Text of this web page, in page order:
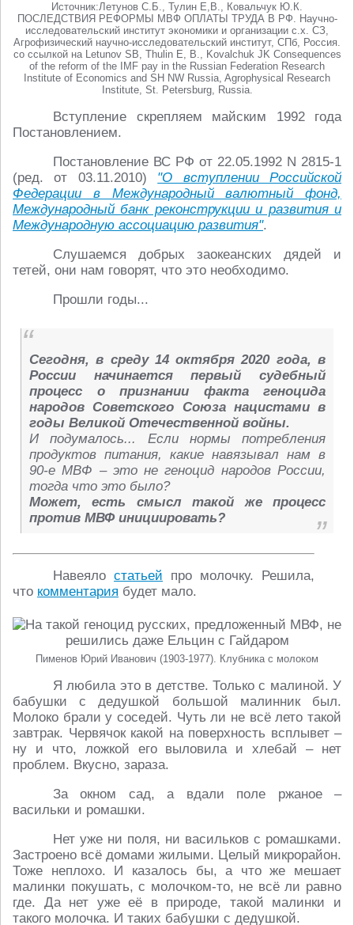
Источник:Летунов С.Б., Тулин Е,В., Ковальчук Ю.К.
ПОСЛЕДСТВИЯ РЕФОРМЫ МВФ ОПЛАТЫ ТРУДА В РФ. Научно-
исследовательский институт экономики и организации с.х. СЗ,
Агрофизический научно-исследовательский институт, СПб, Россия.
со ссылкой на Letunov SB, Thulin E, B., Kovalchuk JK Consequences
of the reform of the IMF pay in the Russian Federation Research
Institute of Economics and SH NW Russia, Agrophysical Research
Institute, St. Petersburg, Russia.
Вступление скрепляем майским 1992 года
Постановлением.
Постановление ВС РФ от 22.05.1992 N 2815-1
(ред. от 03.11.2010) "О вступлении Российской
Федерации в Международный валютный фонд,
Международный банк реконструкции и развития и
Международную ассоциацию развития".
Слушаемся добрых заокеанских дядей и
тетей, они нам говорят, что это необходимо.
Прошли годы...
Сегодня, в среду 14 октября 2020 года, в
России начинается первый судебный
процесс о признании факта геноцида
народов Советского Союза нацистами в
годы Великой Отечественной войны.
И подумалось... Если нормы потребления
продуктов питания, какие навязывал нам в
90-е МВФ – это не геноцид народов России,
тогда что это было?
Может, есть смысл такой же процесс
против МВФ инициировать?
Навеяло статьей про молочку. Решила,
что комментария будет мало.
Пименов Юрий Иванович (1903-1977). Клубника с молоком
Я любила это в детстве. Только с малиной. У
бабушки с дедушкой большой малинник был.
Молоко брали у соседей. Чуть ли не всё лето такой
завтрак. Червячок какой на поверхность всплывет –
ну и что, ложкой его выловила и хлебай – нет
проблем. Вкусно, зараза.
За окном сад, а вдали поле ржаное –
васильки и ромашки.
Нет уже ни поля, ни васильков с ромашками.
Застроено всё домами жилыми. Целый микрорайон.
Тоже неплохо. И казалось бы, а что же мешает
малинки покушать, с молочком-то, не всё ли равно
где. Да нет уже её в природе, такой малинки и
такого молочка. И таких бабушки с дедушкой.